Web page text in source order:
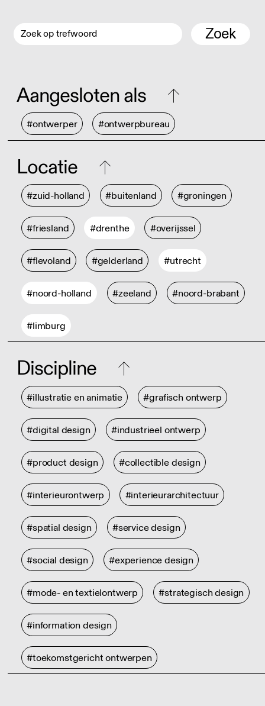
Zoek
Aangesloten als
#ontwerper #ontwerpbureau
Locatie
#zuid-holland #buitenland #groningen
#friesland #drenthe #overijssel
#flevoland #gelderland #utrecht
#noord-holland #zeeland #noord-brabant
#limburg
Discipline
#illustratie en animatie #grafisch ontwerp
#digital design #industrieel ontwerp
#product design #collectible design
#interieurontwerp #interieurarchitectuur
#spatial design #service design
#social design #experience design
#mode- en textielontwerp #strategisch design
#information design
#toekomstgericht ontwerpen